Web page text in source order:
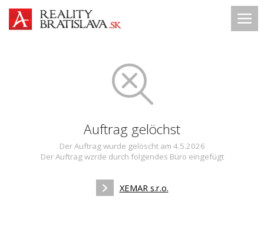
Auftrag gelöchst
Der Auftrag wurde gelöscht am 4.5.2026
Der Auftrag wzrde durch folgendes Büro eingefügt
XEMAR s.r.o.